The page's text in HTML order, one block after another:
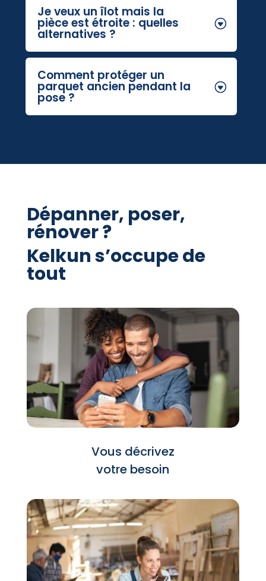
Je veux un îlot mais la
pièce est étroite : quelles
alternatives ?
Comment protéger un
parquet ancien pendant la
pose ?
Dépanner, poser,
rénover ?
Kelkun s’occupe de
tout
Vous décrivez
votre besoin